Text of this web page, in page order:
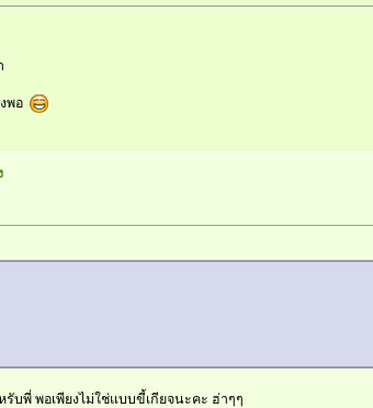
งพอ
บพี่ พอเพียงไม่ใช่แบบขี้เกียจนะคะ ฮ่าๆๆ